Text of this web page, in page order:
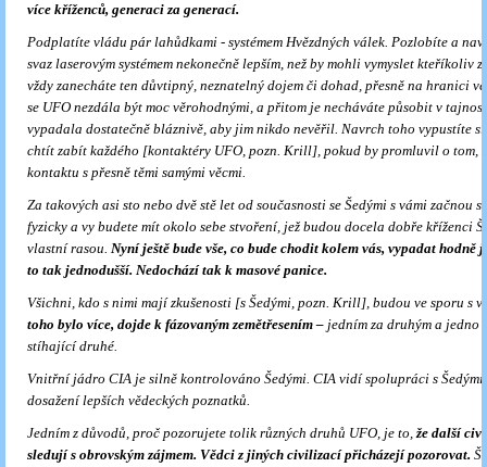
více kříženců, generaci za generací.
Podplatíte vládu pár lahůdkami - systémem Hvězdných válek. Pozlobíte a
svaz laserovým systémem nekonečně lepším, než by mohli vymyslet kteříkoliv
vždy zanecháte ten důvtipný, neznatelný dojem či dohad, přesně na hranici
se UFO nezdála být moc věrohodnými, a přitom je necháváte působit v
vypadala dostatečně bláznivě, aby jim nikdo nevěřil. Navrch toho vypustíte
chtít zabít každého [kontaktéry UFO, pozn. Krill], pokud by promluvil o tom,
kontaktu s přesně těmi samými věcmi.
Za takových asi sto nebo dvě stě let od současnosti se Šedými s vámi začnou
fyzicky a vy budete mít okolo sebe stvoření, jež budou docela dobře kříženci
vlastní rasou. Nyní ještě bude vše, co bude chodit kolem vás, vypadat hodně
to tak jednodušší. Nedochází tak k masové panice.
Všichni, kdo s nimi mají zkušenosti [s Šedými, pozn. Krill], budou ve sporu s
toho bylo více, dojde k fázovaným zemětřesením – jedním za druhým a jedno
stíhající druhé.
Vnitřní jádro CIA je silně kontrolováno Šedými. CIA vidí spolupráci s Šedými
dosažení lepších vědeckých poznatků.
Jedním z důvodů, proč pozorujete tolik různých druhů UFO, je to,že další
sledují s obrovským zájmem. Vědci z jiných civilizací přicházejí pozorovat.